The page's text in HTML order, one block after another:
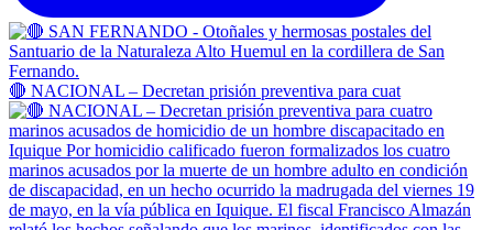
🔴 NACIONAL – Decretan prisión preventiva para cuat